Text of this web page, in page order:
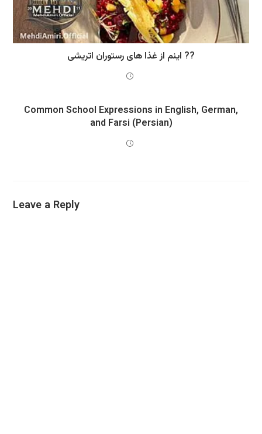
اینم از غذا های رستوران اتریشی ??
Common School Expressions in English, German,
and Farsi (Persian)
Leave a Reply